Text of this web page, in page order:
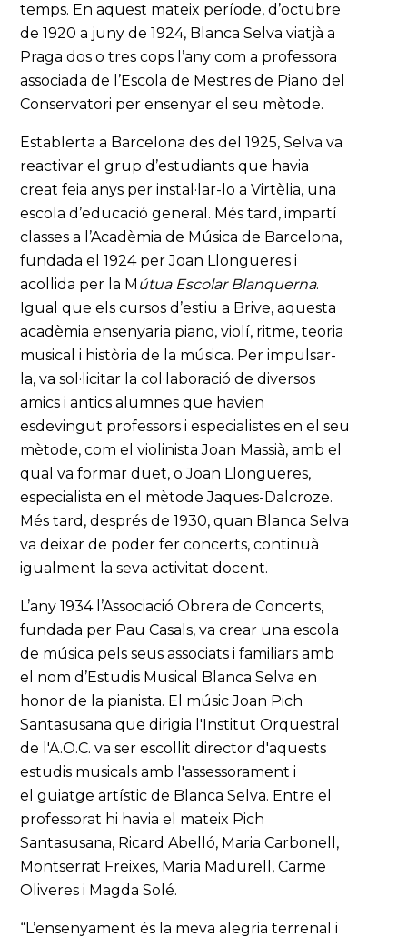
temps. En aquest mateix període, d’octubre
de 1920 a juny de 1924, Blanca Selva viatjà a
Praga dos o tres cops l’any com a professora
associada de l’Escola de Mestres de Piano del
Conservatori per ensenyar el seu mètode.
Establerta a Barcelona des del 1925, Selva va
reactivar el grup d’estudiants que havia
creat feia anys per instal·lar-lo a Virtèlia, una
escola d’educació general. Més tard, impartí
classes a l’Acadèmia de Música de Barcelona,
fundada el 1924 per Joan Llongueres i
acollida per la M útua Escolar Blanquerna.
Igual que els cursos d’estiu a Brive, aquesta
acadèmia ensenyaria piano, violí, ritme, teoria
musical i història de la música. Per impulsar-
la, va sol·licitar la col·laboració de diversos
amics i antics alumnes que havien
esdevingut professors i especialistes en el seu
mètode, com el violinista Joan Massià, amb el
qual va formar duet, o Joan Llongueres,
especialista en el mètode Jaques-Dalcroze.
Més tard, després de 1930, quan Blanca Selva
va deixar de poder fer concerts, continuà
igualment la seva activitat docent.
L’any 1934 l’Associació Obrera de Concerts,
fundada per Pau Casals, va crear una escola
de música pels seus associats i familiars amb
el nom d’Estudis Musical Blanca Selva en
honor de la pianista. El músic Joan Pich
Santasusana que dirigia l'Institut Orquestral
de l'A.O.C. va ser escollit director d'aquests
estudis musicals amb l'assessorament i
el guiatge artístic de Blanca Selva. Entre el
professorat hi havia el mateix Pich
Santasusana, Ricard Abelló, Maria Carbonell,
Montserrat Freixes, Maria Madurell, Carme
Oliveres i Magda Solé.
“L’ensenyament és la meva alegria terrenal i